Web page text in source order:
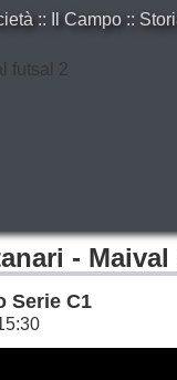
:: Il Campo ::
-
Serie C1